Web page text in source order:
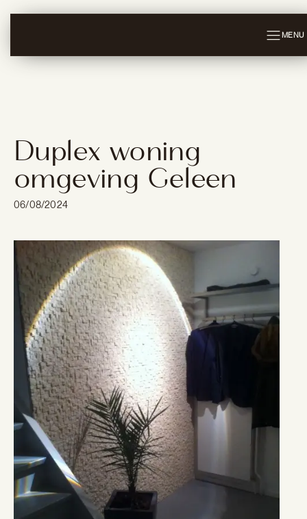
MENU
Duplex woning
omgeving Geleen
06/08/2024